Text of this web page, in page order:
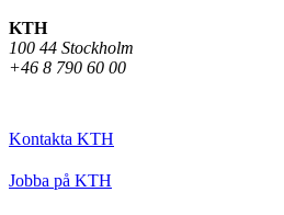
KTH
100 44 Stockholm
+46 8 790 60 00
Kontakta KTH
Jobba på KTH